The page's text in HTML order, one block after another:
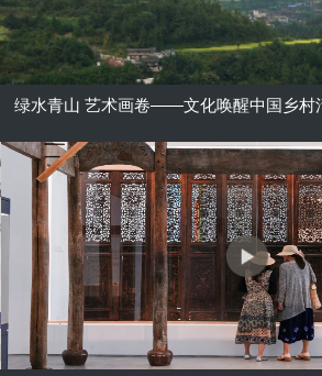
绿水青山 艺术画卷——文化唤醒中国乡村